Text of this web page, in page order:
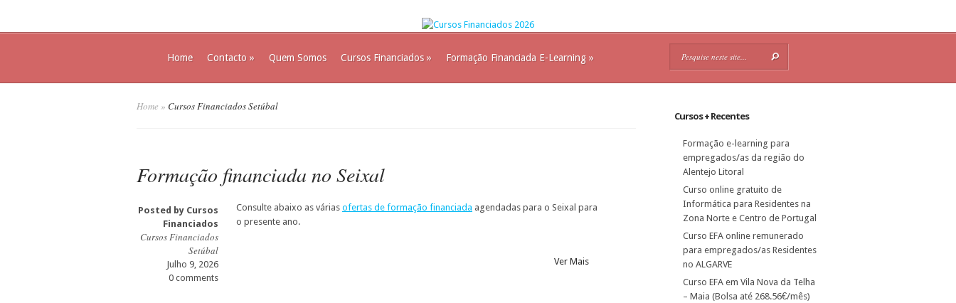
Home Contacto » Quem Somos Cursos Financiados» Formação Financiada E-Learning »
Home » Cursos Financiados Setúbal
Formação financiada no Seixal
Posted by Cursos
Financiados
Cursos Financiados
Setúbal
Julho 9, 2026
0 comments
Consulte abaixo as várias ofertas de formação financiada agendadas para o Seixal para
o presente ano.
Ver Mais
Cursos + Recentes
Formação e-learning para
empregados/as da região do
Alentejo Litoral
Curso online gratuito de
Informática para Residentes na
Zona Norte e Centro de Portugal
Curso EFA online remunerado
para empregados/as Residentes
no ALGARVE
Curso EFA em Vila Nova da Telha
– Maia (Bolsa até 268.56€/mês)